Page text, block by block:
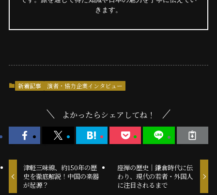
きます。
新着記事 演者・協力企業インタビュー
よかったらシェアしてね！
津軽三味線、約150年の歴
史を徹底解説！中国の楽器
が起源？
座禅の歴史｜鎌倉時代に伝
わり、現代の若者・外国人
に注目されるまで